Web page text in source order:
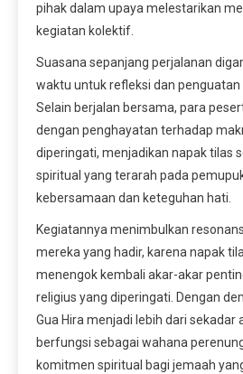
pihak dalam upaya melestarikan
kegiatan kolektif.
Suasana sepanjang perjalanan
waktu untuk refleksi dan
Selain berjalan bersama, para
dengan penghayatan terhadap
diperingati, menjadikan napak tilas
spiritual yang terarah pada
kebersamaan dan keteguhan hati.
Kegiatannya menimbulkan
mereka yang hadir, karena napak
menengok kembali akar-akar
religius yang diperingati. Dengan
Gua Hira menjadi lebih dari sekadar
berfungsi sebagai wahana
komitmen spiritual bagi jemaah